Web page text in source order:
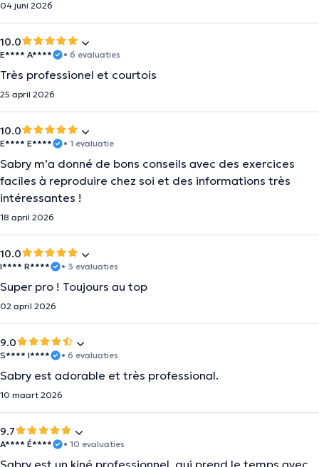
04 juni 2026
10.0
E**** A**** • 6 evaluaties
Très professionel et courtois
25 april 2026
10.0
E**** E**** • 1 evaluatie
Sabry m’a donné de bons conseils avec des exercices
faciles à reproduire chez soi et des informations très
intéressantes !
18 april 2026
10.0
I**** R**** • 3 evaluaties
Super pro ! Toujours au top
02 april 2026
9.0
S**** I**** • 6 evaluaties
Sabry est adorable et très professional.
10 maart 2026
9.7
A**** É**** • 10 evaluaties
Sabry est un kiné professionnel, qui prend le temps avec